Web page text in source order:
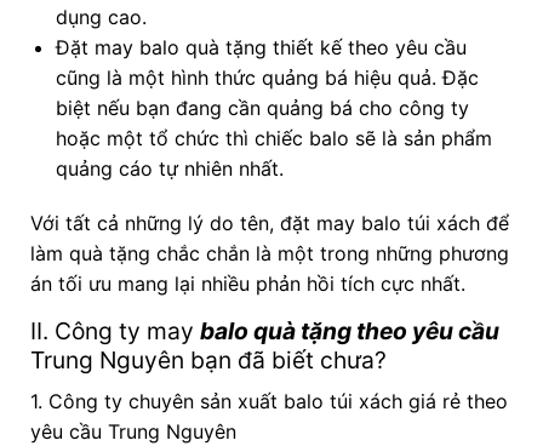
dụng cao.
Đặt may balo quà tặng thiết kế theo yêu cầu
cũng là một hình thức quảng bá hiệu quả. Đặc
biệt nếu bạn đang cần quảng bá cho công ty
hoặc một tổ chức thì chiếc balo sẽ là sản phẩm
quảng cáo tự nhiên nhất.
Với tất cả những lý do tên, đặt may balo túi xách để
làm quà tặng chắc chắn là một trong những phương
án tối ưu mang lại nhiều phản hồi tích cực nhất.
II. Công ty may balo quà tặng theo yêu cầu
Trung Nguyên bạn đã biết chưa?
1. Công ty chuyên sản xuất balo túi xách giá rẻ theo
yêu cầu Trung Nguyên